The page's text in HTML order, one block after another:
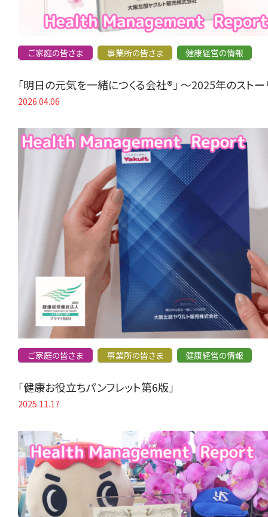
ご家庭の皆さま 事業所の皆さま 健康経営の情報
「明日の元気を一緒につくる会社®」 〜2025年のスト
2026.04.06
ご家庭の皆さま 事業所の皆さま 健康経営の情報
「健康お役立ちパンフレット第6版」
2025.11.17